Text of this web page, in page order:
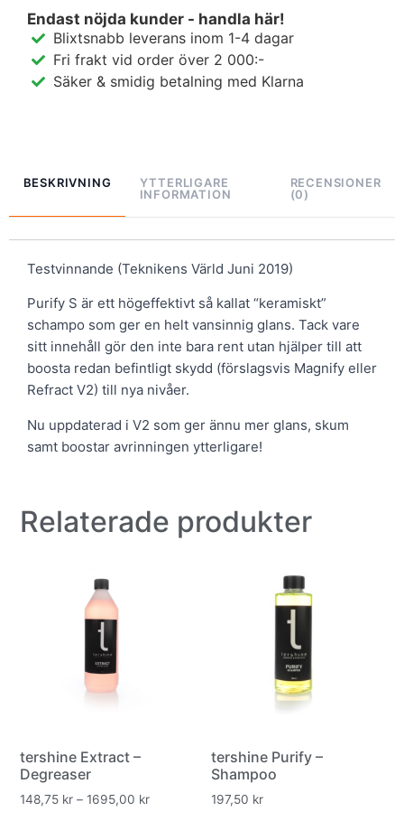
Endast nöjda kunder - handla här!
Blixtsnabb leverans inom 1-4 dagar
Fri frakt vid order över 2 000:-
Säker & smidig betalning med Klarna
BESKRIVNING
YTTERLIGARE
INFORMATION
RECENSIONER
(0)
Testvinnande (Teknikens Värld Juni 2019)
Purify S är ett högeffektivt så kallat “keramiskt”
schampo som ger en helt vansinnig glans. Tack vare
sitt innehåll gör den inte bara rent utan hjälper till att
boosta redan befintligt skydd (förslagsvis Magnify eller
Refract V2) till nya nivåer.
Nu uppdaterad i V2 som ger ännu mer glans, skum
samt boostar avrinningen ytterligare!
Relaterade produkter
tershine Extract –
Degreaser
148,75 kr – 1695,00 kr
tershine Purify –
Shampoo
197,50 kr